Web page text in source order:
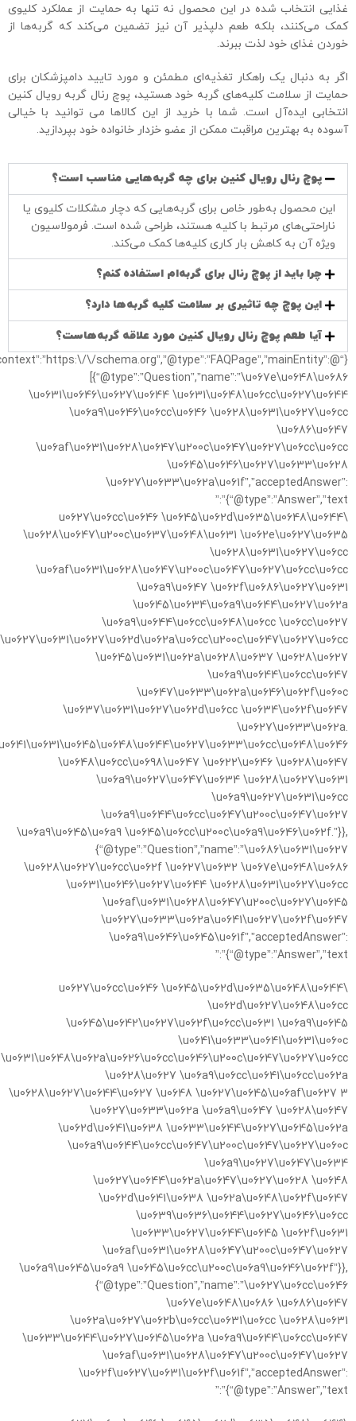
غذایی انتخاب شده در این محصول نه تنها به حمایت از عملکرد کلیوی
کمک می‌کنند، بلکه طعم دلپذیر آن نیز تضمین می‌کند که گربه‌ها از
خوردن غذای خود لذت ببرند.
اگر به دنبال یک راهکار تغذیه‌ای مطمئن و مورد تایید دامپزشکان برای
حمایت از سلامت کلیه‌های گربه خود هستید، پوچ رنال گربه رویال کنین
انتخابی ایده‌آل است. شما با خرید از این کالاها می توانید با خیالی
آسوده به بهترین مراقبت ممکن از عضو خزدار خانواده خود بپردازید.
پوچ رنال رویال کنین برای چه گربه‌هایی مناسب است؟
این محصول به‌طور خاص برای گربه‌هایی که دچار مشکلات کلیوی یا
ناراحتی‌های مرتبط با کلیه هستند، طراحی شده است. فرمولاسیون
ویژه آن به کاهش بار کاری کلیه‌ها کمک می‌کند.
چرا باید از پوچ رنال برای گربه‌ام استفاده کنم؟
این پوچ چه تاثیری بر سلامت کلیه گربه‌ها دارد؟
آیا طعم پوچ رنال رویال کنین مورد علاقه گربه‌هاست؟
\/schema.org”,”@type”:”FAQPage”,”mainEntity”:
[{“@type”:”Question”,”name”:”\u067e\u0648\u0686
\u0631\u0646\u0627\u0644 \u0631\u0648\u06cc\u0627\u0644
\u06a9\u0646\u06cc\u0646 \u0628\u0631\u0627\u06cc
\u0686\u0647
\u06af\u0631\u0628\u0647\u200c\u0647\u0627\u06cc\u06cc
\u0645\u0646\u0627\u0633\u0628
\u0627\u0633\u062a\u061f”,”acceptedAnswer”:
{“@type”:”Answer”,”text”:”
\u0627\u06cc\u0646 \u0645\u062d\u0635\u0648\u0644
\u0628\u0647\u200c\u0637\u0648\u0631 \u062e\u0627\u0635
\u0628\u0631\u0627\u06cc
\u06af\u0631\u0628\u0647\u200c\u0647\u0627\u06cc\u06cc
\u06a9\u0647 \u062f\u0686\u0627\u0631
\u0645\u0634\u06a9\u0644\u0627\u062a
\u06a9\u0644\u06cc\u0648\u06cc \u06cc\u0627
\u0645\u0631\u062a\u0628\u0637 \u0628\u0627
\u06a9\u0644\u06cc\u0647
\u0647\u0633\u062a\u0646\u062f\u060c
\u0637\u0631\u0627\u062d\u06cc \u0634\u062f\u0647
\u0627\u0633\u062a.
\u0648\u06cc\u0698\u0647 \u0622\u0646 \u0628\u0647
\u06a9\u0627\u0647\u0634 \u0628\u0627\u0631
\u06a9\u0627\u0631\u06cc
\u06a9\u0644\u06cc\u0647\u200c\u0647\u0627
\u06a9\u0645\u06a9 \u0645\u06cc\u200c\u06a9\u0646\u062f.”}},
{“@type”:”Question”,”name”:”\u0686\u0631\u0627
\u0628\u0627\u06cc\u062f \u0627\u0632 \u067e\u0648\u0686
\u0631\u0646\u0627\u0644 \u0628\u0631\u0627\u06cc
\u06af\u0631\u0628\u0647\u200c\u0627\u0645
\u0627\u0633\u062a\u0641\u0627\u062f\u0647
\u06a9\u0646\u0645\u061f”,”acceptedAnswer”:
{“@type”:”Answer”,”text”:”
\u0627\u06cc\u0646 \u0645\u062d\u0635\u0648\u0644
\u062d\u0627\u0648\u06cc
\u0645\u0642\u0627\u062f\u06cc\u0631 \u06a9\u0645
\u0641\u0633\u0641\u0631\u060c
\u0628\u0627 \u06a9\u06cc\u0641\u06cc\u062a
\u0628\u0627\u0644\u0627 \u0648 \u0627\u0645\u06af\u0627 3
\u0627\u0633\u062a \u06a9\u0647 \u0628\u0647
\u062d\u0641\u0638 \u0633\u0644\u0627\u0645\u062a
\u06a9\u0644\u06cc\u0647\u200c\u0647\u0627\u060c
\u06a9\u0627\u0647\u0634
\u0627\u0644\u062a\u0647\u0627\u0628 \u0648
\u062d\u0641\u0638 \u062a\u0648\u062f\u0647
\u0639\u0636\u0644\u0627\u0646\u06cc
\u0633\u0627\u0644\u0645 \u062f\u0631
\u06af\u0631\u0628\u0647\u200c\u0647\u0627
\u06a9\u0645\u06a9 \u0645\u06cc\u200c\u06a9\u0646\u062f”}},
{“@type”:”Question”,”name”:”\u0627\u06cc\u0646
\u067e\u0648\u0686 \u0686\u0647
\u062a\u0627\u062b\u06cc\u0631\u06cc \u0628\u0631
\u0633\u0644\u0627\u0645\u062a \u06a9\u0644\u06cc\u0647
\u06af\u0631\u0628\u0647\u200c\u0647\u0627
\u062f\u0627\u0631\u062f\u061f”,”acceptedAnswer”:
{“@type”:”Answer”,”text”:”